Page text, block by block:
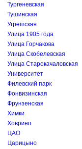
Тургеневская
Тушинская
Угрешская
Улица 1905 года
Улица Горчакова
Улица Скобелевская
Улица Старокачаловская
Университет
Филевский парк
Фонвизинская
Фрунзенская
Химки
Ховрино
ЦАО
Царицыно